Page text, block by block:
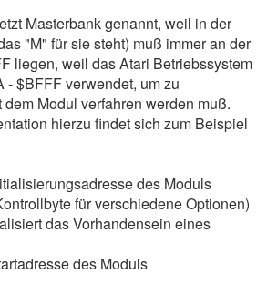
Masterbank genannt, weil in der
"M" für sie steht) muß immer an der
liegen, weil das Atari Betriebssystem
- $BFFF verwendet, um zu
Modul verfahren werden muß.
hierzu findet sich zum Beispiel
des Moduls
für verschiedene Optionen)
das Vorhandensein eines
des Moduls